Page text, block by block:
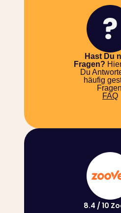
Hast Du
Fragen?
Du
häufig
FAQ
8.4 / 10